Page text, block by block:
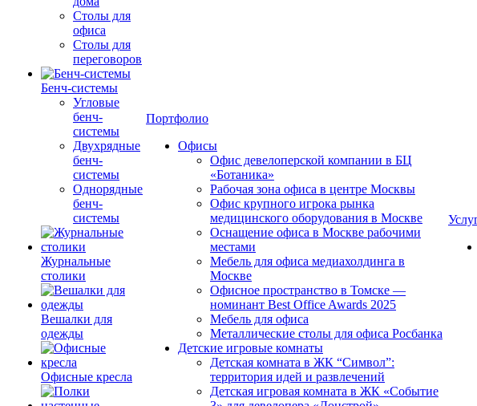
Столы для
офиса
Столы для
переговоров
Бенч-системы
Угловые
бенч-
системы
Двухрядные
бенч-
системы
Однорядные
бенч-
системы
Журнальные
столики
Вешалки для
одежды
Офисные кресла
Портфолио
Офисы
Офис девелоперской компании в БЦ
«Ботаника»
Рабочая зона офиса в центре Москвы
Офис крупного игрока рынка
медицинского оборудования в Москве
Оснащение офиса в Москве рабочими
местами
Мебель для офиса медиахолдинга в
Москве
Офисное пространство в Томске —
номинант Best Office Awards 2025
Мебель для офиса
Металлические столы для офиса Росбанка
Детские игровые комнаты
Детская комната в ЖК “Символ”:
территория идей и развлечений
Детская игровая комната в ЖК «Событие